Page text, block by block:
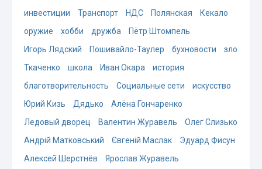
инвестиции
Транспорт НДС Полянская
Кекало
оружие
хобби дружба
Пётр Штомпель
Игорь Лядский
Пошивайло-Таулер бухновости
зло
Ткаченко
школа Иван Окара
история
благотворительность
Социальные сети
искусство
Юрий Кизь
Дядько
Алёна Гончаренко
Ледовый дворец
Валентин Журавель
Олег Слизько
Андрій Матковський
Євгеній Маслак
Эдуард Фисун
Алексей Шерстнёв
Ярослав Журавель